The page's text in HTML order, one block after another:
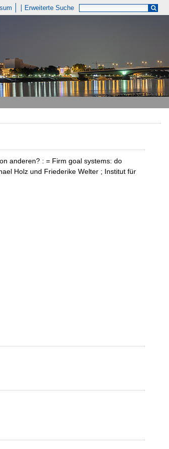
Erweiterte Suche
anderen? : = Firm goal systems: do
Holz und Friederike Welter ; Institut für